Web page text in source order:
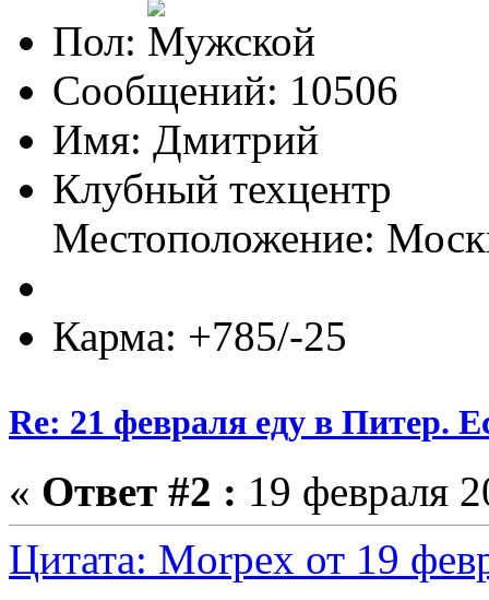
Пол:
Сообщений: 10506
Имя: Дмитрий
Клубный техцентр
Местоположение:
Карма: +785/-25
Re: 21 февраля еду в Питер.
« Ответ #2 : 19 февраля
Цитата: Morpex от 19